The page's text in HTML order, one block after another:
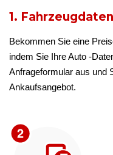
1. Fahrzeugdaten
Bekommen Sie eine
indem Sie Ihre Auto -
Anfrageformular aus und
Ankaufsangebot.